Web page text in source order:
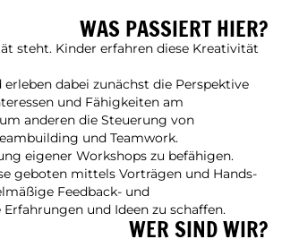
WAS PASSIERT HIER?
steht. Kinder erfahren diese Kreativität
dabei zunächst die Perspektive
und Fähigkeiten am
anderen die Steuerung von
und Teamwork.
eigener Workshops zu befähigen.
geboten mittels Vorträgen und Hands-
Feedback- und
und Ideen zu schaffen.
WER SIND WIR?